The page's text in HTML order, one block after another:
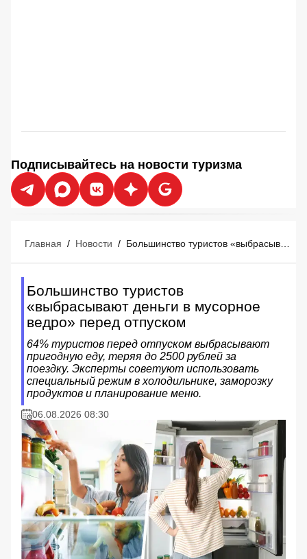
Подписывайтесь на новости туризма
Главная / Новости /
Большинство туристов
«выбрасывают деньги в мусорное
ведро» перед отпуском
64% туристов перед отпуском выбрасывают
пригодную еду, теряя до 2500 рублей за
поездку. Эксперты советуют использовать
специальный режим в холодильнике, заморозку
продуктов и планирование меню.
06.08.2026 08:30